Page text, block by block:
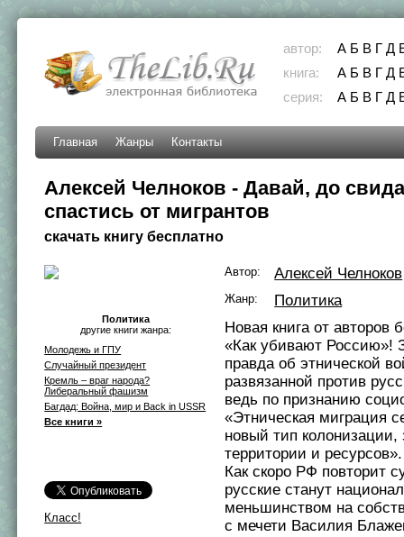
автор: А Б В Г Д
книга:
А Б В Г Д
серия:
А Б В Г Д
Главная Жанры Контакты
Алексей Челноков - Давай, до
спастись от мигрантов
скачать книгу бесплатно
Политика
другие книги жанра:
Молодежь и ГПУ
Случайный президент
Кремль – враг народа?
Либеральный фашизм
Багдад: Война, мир и Back in USSR
Все книги »
Класс!
Автор: Алексей Челноков
Жанр:
Политика
Новая книга от авторов
«Как убивают Россию»!
правда об этнической
развязанной против
ведь по признанию
«Этническая миграция
новый тип колонизации,
территории и
Как скоро РФ повторит
русские станут
меньшинством на
с мечети Василия